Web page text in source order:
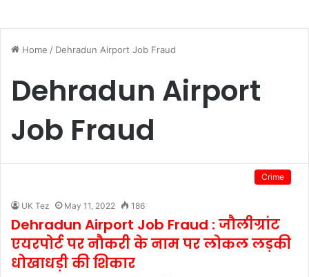
Home / Dehradun Airport Job Fraud
Dehradun Airport
Job Fraud
Crime
UK Tez May 11, 2022 186
Dehradun Airport Job Fraud : जौलीग्रांट
एयरपोर्ट पर नौकरी के नाम पर लोकल लड़की
धोखाधड़ी की शिकार